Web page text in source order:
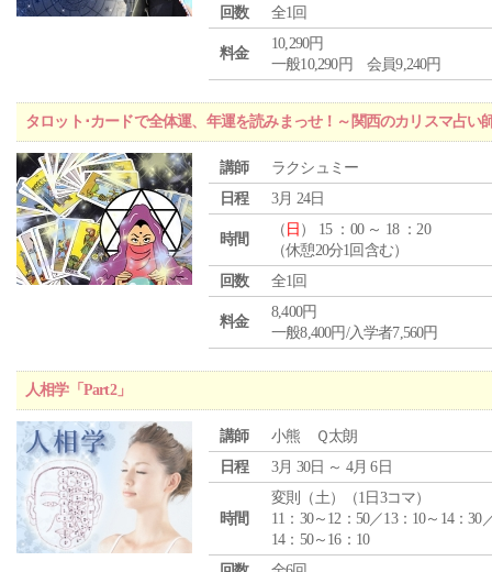
回数 全1回
料金
10,290円
一般10,290円 会員9,240円
タロット･カードで全体運、年運を読みまっせ！～関西のカリスマ占い
講師
ラクシュミー
日程
3月 24日
時間
（ 日 ） 15 ：00 ～ 18 ：20
（休憩20分1回含む）
回数
全1回
料金
8,400円
一般8,400円/入学者7,560円
人相学「Part2」
講師
小熊 Ｑ太朗
日程
3月 30日 ～ 4月 6日
時間
変則（土）（1日3コマ）
11：30～12：50／13：10～14：30
14：50～16：10